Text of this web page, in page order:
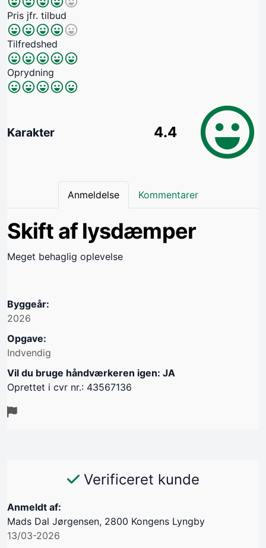
Pris jfr. tilbud
Tilfredshed
Oprydning
Karakter 4.4
Anmeldelse Kommentarer
Skift af lysdæmper
Meget behaglig oplevelse
Byggeår:
2026
Opgave:
Indvendig
Vil du bruge håndværkeren igen: JA
Oprettet i cvr nr.: 43567136
Verificeret kunde
Anmeldt af:
Mads Dal Jørgensen, 2800 Kongens Lyngby
13/03-2026